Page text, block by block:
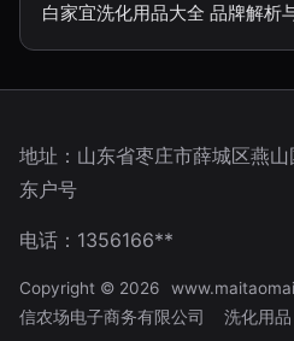
白家宜洗化用品大全 品牌解析
地址：山东省枣庄市薛城区燕
东户号
电话：1356166**
Copyright © 2026
信农场电子商务有限公司
洗化用品